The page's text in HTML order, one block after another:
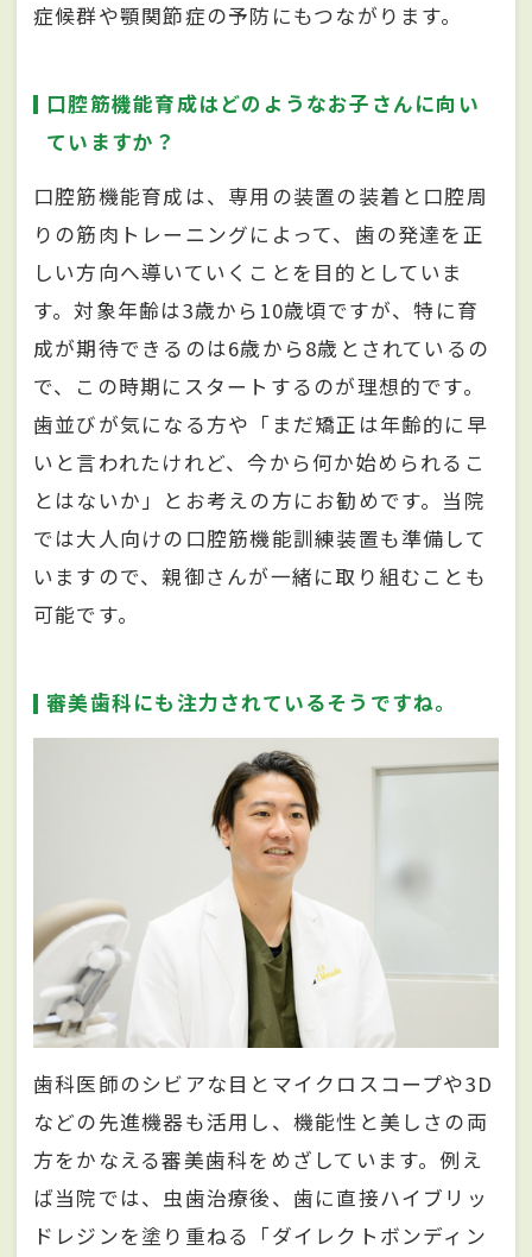
症候群や顎関節症の予防にもつながります。
口腔筋機能育成はどのようなお子さんに向い
ていますか？
口腔筋機能育成は、専用の装置の装着と口腔周
りの筋肉トレーニングによって、歯の発達を正
しい方向へ導いていくことを目的としていま
す。対象年齢は3歳から10歳頃ですが、特に育
成が期待できるのは6歳から8歳とされているの
で、この時期にスタートするのが理想的です。
歯並びが気になる方や「まだ矯正は年齢的に早
いと言われたけれど、今から何か始められるこ
とはないか」とお考えの方にお勧めです。当院
では大人向けの口腔筋機能訓練装置も準備して
いますので、親御さんが一緒に取り組むことも
可能です。
審美歯科にも注力されているそうですね。
歯科医師のシビアな目とマイクロスコープや3D
などの先進機器も活用し、機能性と美しさの両
方をかなえる審美歯科をめざしています。例え
ば当院では、虫歯治療後、歯に直接ハイブリッ
ドレジンを塗り重ねる「ダイレクトボンディン